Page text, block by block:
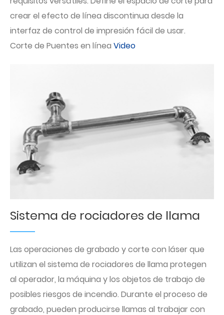
crear el efecto de línea discontinua desde la
interfaz de control de impresión fácil de usar.
Corte de Puentes en línea Video
Sistema de rociadores de llama
Las operaciones de grabado y corte con láser que
utilizan el sistema de rociadores de llama protegen
al operador, la máquina y los objetos de trabajo de
posibles riesgos de incendio. Durante el proceso de
grabado, pueden producirse llamas al trabajar con